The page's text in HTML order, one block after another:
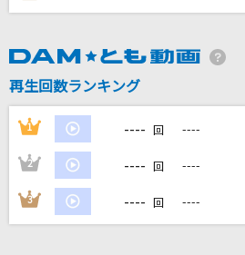
カラオケ最新情報をチ
カラオケをもっと楽し
再生回数ランキング
1 ---- 回 ----
2 ---- 回 ----
3 ---- 回 ----